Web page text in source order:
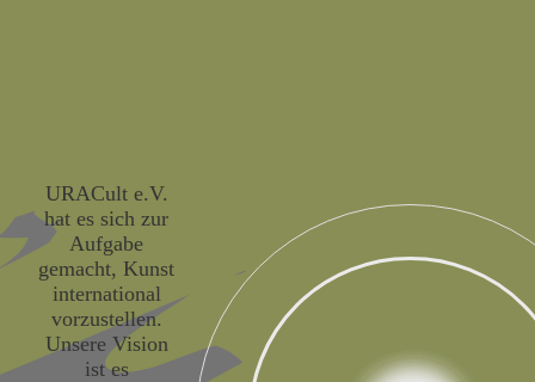
URACult e.V.
hat es sich zur
Aufgabe
gemacht, Kunst
international
vorzustellen.
Unsere Vision
ist es